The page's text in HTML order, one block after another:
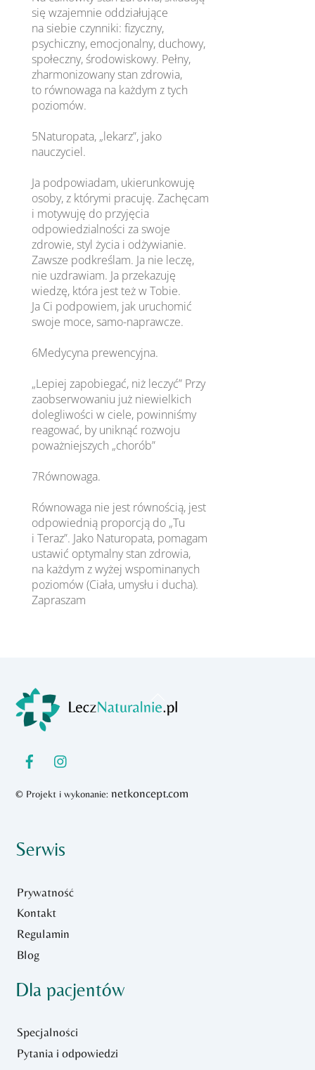
się wzajemnie oddziałujące
na siebie czynniki: fizyczny,
psychiczny, emocjonalny, duchowy,
społeczny, środowiskowy. Pełny,
zharmonizowany stan zdrowia,
to równowaga na każdym z tych
poziomów.
5Naturopata, „lekarz”, jako
nauczyciel.
Ja podpowiadam, ukierunkowuję
osoby, z którymi pracuję. Zachęcam
i motywuję do przyjęcia
odpowiedzialności za swoje
zdrowie, styl życia i odżywianie.
Zawsze podkreślam. Ja nie leczę,
nie uzdrawiam. Ja przekazuję
wiedzę, która jest też w Tobie.
Ja Ci podpowiem, jak uruchomić
swoje moce, samo-naprawcze.
6Medycyna prewencyjna.
„Lepiej zapobiegać, niż leczyć” Przy
zaobserwowaniu już niewielkich
dolegliwości w ciele, powinniśmy
reagować, by uniknąć rozwoju
poważniejszych „chorób”
7Równowaga.
Równowaga nie jest równością, jest
odpowiednią proporcją do „Tu
i Teraz”. Jako Naturopata, pomagam
ustawić optymalny stan zdrowia,
na każdym z wyżej wspominanych
poziomów (Ciała, umysłu i ducha).
Zapraszam
To
© Projekt i wykonanie:netkoncept.com
Serwis
Prywatność
Kontakt
Regulamin
Blog
Dla pacjentów
Specjalności
Pytania i odpowiedzi